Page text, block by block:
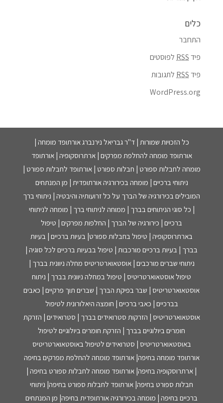
כלים
התחבר
פידRSS לפוסטים
פידRSS לתגובות
WordPress.org
כל הזכויות שמורות | ד"ר גבריאל נירנברג אורתופד מומחה |
אורתופד מומחה להחלפת מפרקים | ארתרוסקופיה | אורתופד
מומחה לחבלות ספורט | חבלות ספורט | אורתופד לחבלות ספורט |
ניתוחי ברכיים | מומחה בכירורגיה אורתופדית | מן המנתחים
המובילים בכירורגיה של הברך על כל זרועותיה והיבטיה | ניתוחי ברך
| כל סוגי הניתוחים בברך | ממוחה לניתוחי ברך | מומחה לניתוחי
ברכיים | כירורגיה של הברך | החלפות מפרקים | טיפול
בארתרוסקופיה | טיפול בחבלות ספורט| בעיות ברכיים | בעיות
בברך | בעיות ברכיים מורכבות | טיפול בבעיות ברכיים לכל סוגיה |
ניתוחי שברים מורכבים | אוסטאוארטריטיס מחלה ניוונית בברך |
טיפול אוסטאוארטריטיס | טיפול במחלה ניוונית בברך | ניתוח
אוסטאוארטריטיס | שבר בפיקת הברך | שברים תוך פרקיים | כאבים
בברכיים | כאבי ברכיים | חומצה היאלורונית לטיפול
אוסטאוארטריטיס | הזרקות סטרואידים בברך | סטרואידים | הזרקת
חומרים ביולוגיים בברך | הזרקת חומרים ביולוגיים לטיפול
באוסטאוארטריטיס | סטרואידים לטיפול באוסטאוארטריטיס
אורתופד מומחה בחיפה| אורתופד מומחה להחלפת מפרקים בחיפה
| ארתרוסקופיה בחיפה| אורתופד מומחה לחבלות ספורט בחיפה |
חבלות ספורט בחיפה| אורתופד לחבלות ספורט בחיפה| ניתוחי
ברכיים בחיפה | מומחה בכירורגיה אורתופדית בחיפה| מן המנתחים